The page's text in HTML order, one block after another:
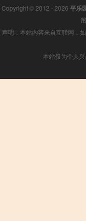
Copyright © 2012 - 2026 平乐
图
声明：本站内容来自互联网，
本站仅为个人